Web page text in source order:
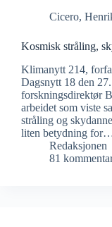
Cicero,
Kosmisk stråling,
Klimanytt 214,
Dagsnytt 18 den
forskningsdirektør
arbeidet som viste
stråling og
liten betydning
Redaksjonen
81